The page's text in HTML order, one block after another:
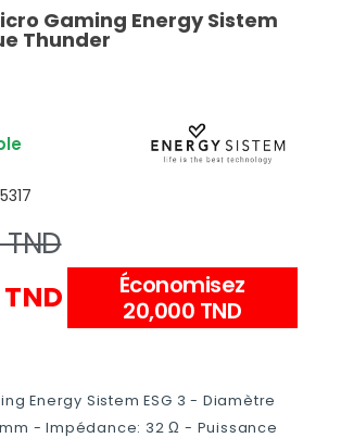
Gaming Energy Sistem
Thunder
Économisez
20,000 TND
Energy Sistem ESG 3 - Diamètre
- Impédance: 32 Ω - Puissance